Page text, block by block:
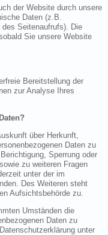
der Website durch unsere
Daten (z.B.
Seitenaufrufs). Die
Sie unsere Website
Bereitstellung der
zur Analyse Ihres
über Herkunft,
Daten zu
Sperrung oder
zu weiteren Fragen
unter der im
Des Weiteren steht
Aufsichtsbehörde zu.
Umständen die
Daten zu
unter